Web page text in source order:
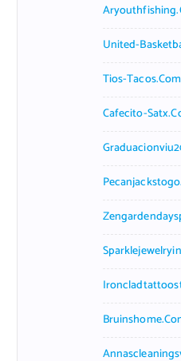
United-
Tios-Tacos.com
Cafecito-